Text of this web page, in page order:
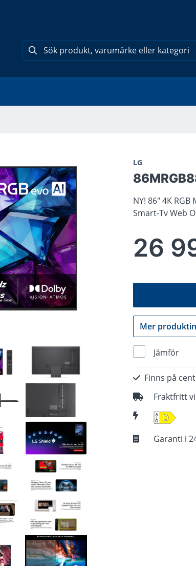
LG
NY! 86" 4K
Smart-Tv Web
26
Mer
Jämför
Finns på
Fraktfritt
D
Garanti i